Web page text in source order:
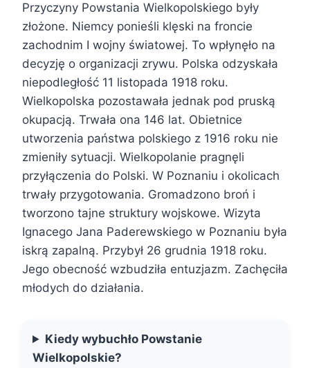
Przyczyny Powstania Wielkopolskiego były
złożone. Niemcy ponieśli klęski na froncie
zachodnim I wojny światowej. To wpłynęło na
decyzję o organizacji zrywu. Polska odzyskała
niepodległość 11 listopada 1918 roku.
Wielkopolska pozostawała jednak pod pruską
okupacją. Trwała ona 146 lat. Obietnice
utworzenia państwa polskiego z 1916 roku nie
zmieniły sytuacji. Wielkopolanie pragnęli
przyłączenia do Polski. W Poznaniu i okolicach
trwały przygotowania. Gromadzono broń i
tworzono tajne struktury wojskowe. Wizyta
Ignacego Jana Paderewskiego w Poznaniu była
iskrą zapalną. Przybył 26 grudnia 1918 roku.
Jego obecność wzbudziła entuzjazm. Zachęciła
młodych do działania.
Kiedy wybuchło Powstanie
Wielkopolskie?